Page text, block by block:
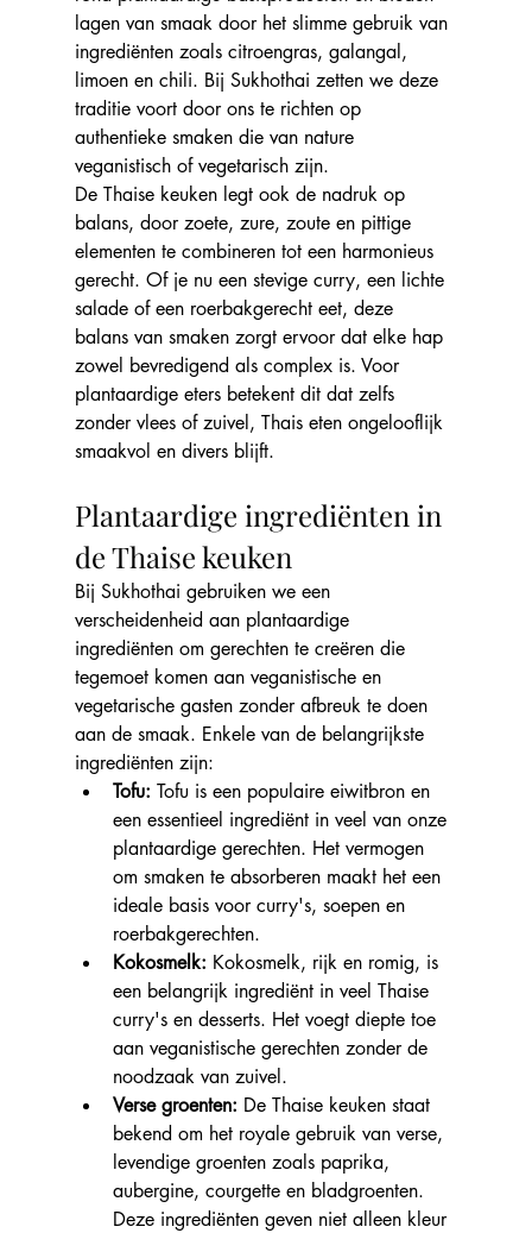
lagen van smaak door het slimme gebruik van
ingrediënten zoals citroengras, galangal,
limoen en chili. Bij Sukhothai zetten we deze
traditie voort door ons te richten op
authentieke smaken die van nature
veganistisch of vegetarisch zijn.
De Thaise keuken legt ook de nadruk op
balans, door zoete, zure, zoute en pittige
elementen te combineren tot een harmonieus
gerecht. Of je nu een stevige curry, een lichte
salade of een roerbakgerecht eet, deze
balans van smaken zorgt ervoor dat elke hap
zowel bevredigend als complex is. Voor
plantaardige eters betekent dit dat zelfs
zonder vlees of zuivel, Thais eten ongelooflijk
smaakvol en divers blijft.
Plantaardige ingrediënten in
de Thaise keuken
Bij Sukhothai gebruiken we een
verscheidenheid aan plantaardige
ingrediënten om gerechten te creëren die
tegemoet komen aan veganistische en
vegetarische gasten zonder afbreuk te doen
aan de smaak. Enkele van de belangrijkste
ingrediënten zijn:
Tofu: Tofu is een populaire eiwitbron en
een essentieel ingrediënt in veel van onze
plantaardige gerechten. Het vermogen
om smaken te absorberen maakt het een
ideale basis voor curry's, soepen en
roerbakgerechten.
Kokosmelk: Kokosmelk, rijk en romig, is
een belangrijk ingrediënt in veel Thaise
curry's en desserts. Het voegt diepte toe
aan veganistische gerechten zonder de
noodzaak van zuivel.
Verse groenten: De Thaise keuken staat
bekend om het royale gebruik van verse,
levendige groenten zoals paprika,
aubergine, courgette en bladgroenten.
Deze ingrediënten geven niet alleen kleur